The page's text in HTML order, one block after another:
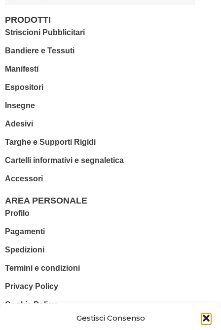
Gestisci Consenso
PRODOTTI
Striscioni Pubblicitari
Bandiere e Tessuti
Manifesti
Espositori
Insegne
Adesivi
Targhe e Supporti Rigidi
Cartelli informativi e segnaletica
Accessori
AREA PERSONALE
Profilo
Pagamenti
Spedizioni
Termini e condizioni
Privacy Policy
Cookie Policy